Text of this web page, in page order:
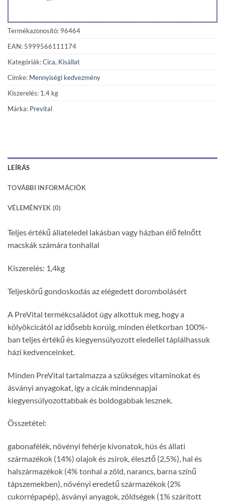
Termékazonosító: 96464
EAN: 5999566111174
Kategóriák:Cica, Kisállat
Címke: Mennyiségi kedvezmény
Kiszerelés: 1.4 kg
Márka: Prevital
LEÍRÁS
TOVÁBBI INFORMÁCIÓK
VÉLEMÉNYEK (0)
Teljes értékű állateledel lakásban vagy házban élő felnőtt
macskák számára tonhallal
Kiszerelés: 1,4kg
Teljeskörű gondoskodás az elégedett dorombolásért
A PreVital termékcsaládot úgy alkottuk meg, hogy a
kölyökcicától az idősebb korúig, minden életkorban 100%-
ban teljes értékű és kiegyensúlyozott eledellel táplálhassuk
házi kedvenceinket.
Minden PreVital tartalmazza a szükséges vitaminokat és
ásványi anyagokat, így a cicák mindennapjai
kiegyensúlyozottabbak és boldogabbak lesznek.
Összetétel:
gabonafélék, növényi fehérje kivonatok, hús és állati
származékok (14%) olajok és zsírok, élesztő (2,5%), hal és
halszármazékok (4% tonhal a zöld, narancs, barna színű
tápszemekben), növényi eredetű származékok (2%
cukorrépapép), ásványi anyagok, zöldségek (1% szárított